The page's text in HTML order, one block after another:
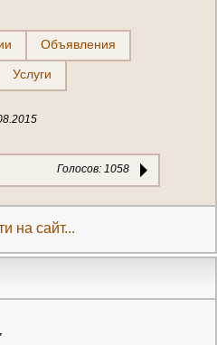
Объявления
Услуги
Голосов: 1058
на сайт...